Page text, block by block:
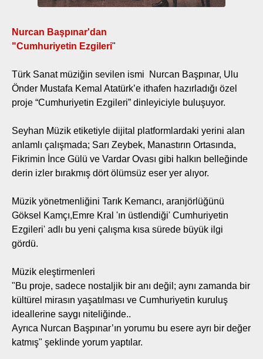
Nurcan Başpınar'dan
"Cumhuriyetin Ezgileri"
Türk Sanat müziğin sevilen ismi Nurcan Başpınar, Ulu
Önder Mustafa Kemal Atatürk’e ithafen hazırladığı özel
proje “Cumhuriyetin Ezgileri” dinleyiciyle buluşuyor.
Seyhan Müzik etiketiyle dijital platformlardaki yerini alan
anlamlı çalışmada; Sarı Zeybek, Manastırın Ortasında,
Fikrimin İnce Gülü ve Vardar Ovası gibi halkın belleğinde
derin izler bırakmış dört ölümsüz eser yer alıyor.
Müzik yönetmenliğini Tarık Kemancı, aranjörlüğünü
Göksel Kamçı,Emre Kral 'ın üstlendiği' Cumhuriyetin
Ezgileri' adlı bu yeni çalışma kısa sürede büyük ilgi
gördü.
Müzik eleştirmenleri
"Bu proje, sadece nostaljik bir anı değil; aynı zamanda bir
kültürel mirasın yaşatılması ve Cumhuriyetin kuruluş
ideallerine saygı niteliğinde..
Ayrıca Nurcan Başpınar’ın yorumu bu esere ayrı bir değer
katmış" şeklinde yorum yaptılar.